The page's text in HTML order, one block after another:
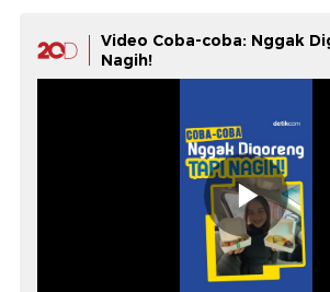
Video Coba-coba: Nggak
Nagih!